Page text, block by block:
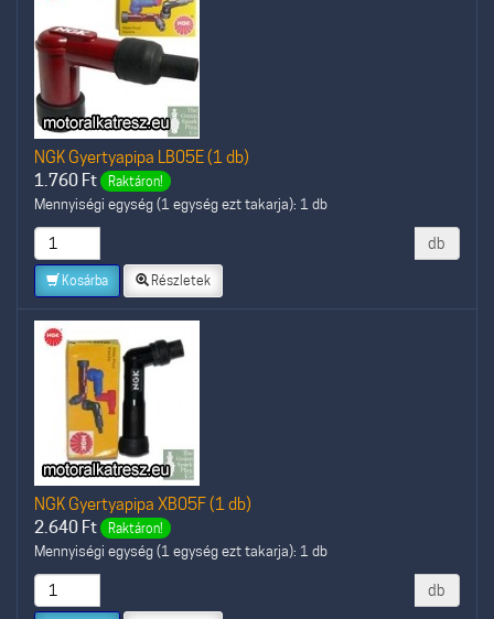
NGK Gyertyapipa LB05E (1 db)
1.760 Ft Raktáron!
Mennyiségi egység (1 egység ezt takarja): 1 db
db
Kosárba Részletek
NGK Gyertyapipa XB05F (1 db)
2.640 Ft Raktáron!
Mennyiségi egység (1 egység ezt takarja): 1 db
db